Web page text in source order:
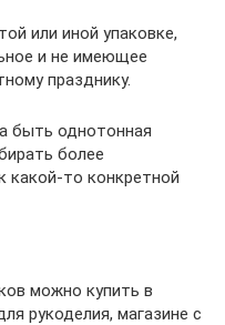
или иной упаковке,
и не имеющее
празднику.
быть однотонная
более
какой-то конкретной
можно купить в
рукоделия, магазине с